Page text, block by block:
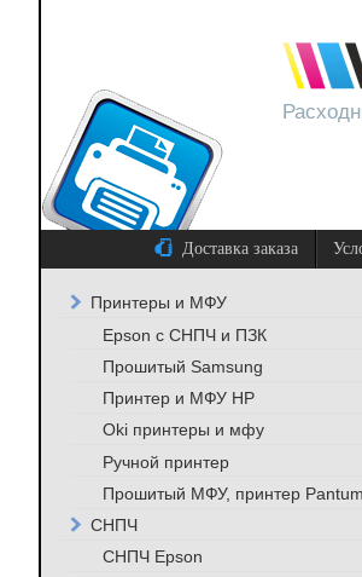
Доставка заказа
Принтеры и МФУ
Epson с СНПЧ и ПЗК
Прошитый Samsung
Принтер и МФУ HP
Oki принтеры и мфу
Ручной принтер
Прошитый МФУ, принтер Pantum
СНПЧ
СНПЧ Epson